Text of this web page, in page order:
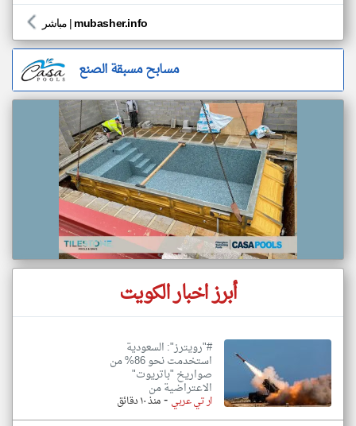
مباشر | mubasher.info
مسابح مسبقة الصنع
أبرز اخبار الكويت
#"رويترز": السعودية
استخدمت نحو 86% من
صواريخ "باتريوت"
الاعتراضية من
ار تي عربي-منذ ١٠ دقائق